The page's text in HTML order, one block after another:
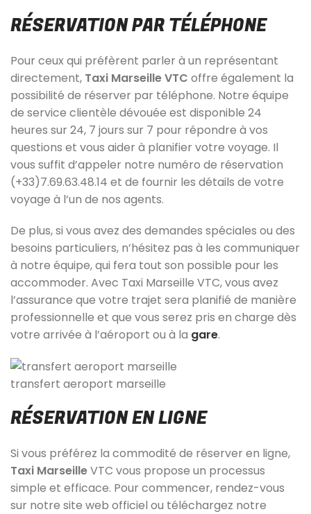
RÉSERVATION PAR TÉLÉPHONE
Pour ceux qui préfèrent parler à un représentant
directement, Taxi Marseille VTC offre également la
possibilité de réserver par téléphone. Notre équipe
de service clientèle dévouée est disponible 24
heures sur 24, 7 jours sur 7 pour répondre à vos
questions et vous aider à planifier votre voyage. Il
vous suffit d’appeler notre numéro de réservation
(+33)7.69.63.48.14 et de fournir les détails de votre
voyage à l’un de nos agents.
De plus, si vous avez des demandes spéciales ou des
besoins particuliers, n’hésitez pas à les communiquer
à notre équipe, qui fera tout son possible pour les
accommoder. Avec Taxi Marseille VTC, vous avez
l’assurance que votre trajet sera planifié de manière
professionnelle et que vous serez pris en charge dès
votre arrivée à l’aéroport ou à la gare.
transfert aeroport marseille
RÉSERVATION EN LIGNE
Si vous préférez la commodité de réserver en ligne,
Taxi MarseilleVTC vous propose un processus
simple et efficace. Pour commencer, rendez-vous
sur notre site web officiel ou téléchargez notre